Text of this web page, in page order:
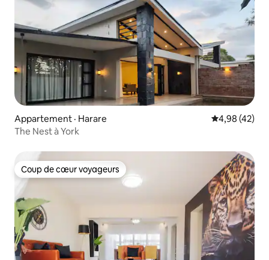
Appartement · Harare Note
4,98 (42)
The Nest à York
Coup de cœur voyageurs
Coup de cœur voyageurs